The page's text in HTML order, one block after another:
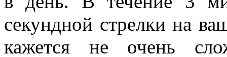
секундной стрелки на
кажется не очень